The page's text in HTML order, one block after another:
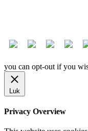
you can opt-out if you
Luk
Privacy Overview